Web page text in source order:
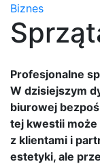
Biznes
Profesjonalne
W dzisiejszym
biurowej
tej kwestii może
z klientami i
estetyki, ale